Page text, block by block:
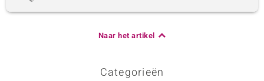
Naar het artikel
Categorieën